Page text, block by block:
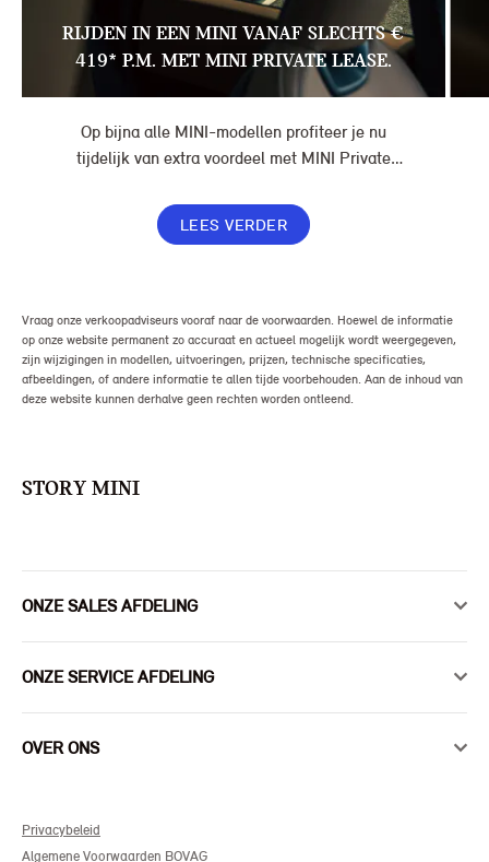
RIJDEN IN EEN MINI VANAF SLECHTS €
419* P.M. MET MINI PRIVATE LEASE.
Op bijna alle MINI-modellen profiteer je nu
tijdelijk van extra voordeel met MINI Private
maand, in plaats van € 449. Afhankelijk van de
uitvoering kan jouw voordeel nog verder oplopen.
LEES VERDER
Vraag onze verkoopadviseurs vooraf naar de voorwaarden. Hoewel de informatie
op onze website permanent zo accuraat en actueel mogelijk wordt weergegeven,
zijn wijzigingen in modellen, uitvoeringen, prijzen, technische specificaties,
afbeeldingen, of andere informatie te allen tijde voorbehouden. Aan de inhoud van
deze website kunnen derhalve geen rechten worden ontleend.
STORY MINI
ONZE SALES AFDELING
ONZE SERVICE AFDELING
OVER ONS
Privacybeleid
Algemene Voorwaarden BOVAG